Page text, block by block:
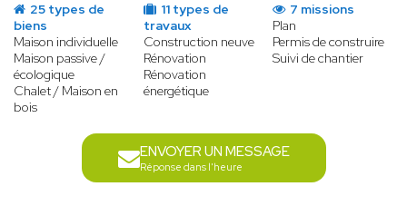
25 types de
biens
Maison individuelle
Maison passive /
écologique
Chalet / Maison en
bois
11 types de
travaux
Construction neuve
Rénovation
Rénovation
énergétique
7 missions
Plan
Permis de construire
Suivi de chantier
ENVOYER UN MESSAGE
Réponse dans l'heure